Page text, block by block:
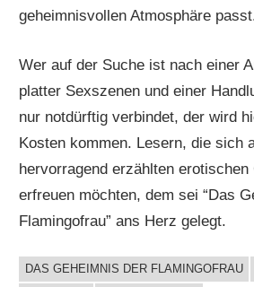
geheimnisvollen Atmosphäre
Wer auf der Suche ist nach einer
platter Sexszenen und einer
nur notdürftig verbindet, der wird
Kosten kommen. Lesern, die sich
hervorragend erzählten
erfreuen möchten, dem sei “Das
Flamingofrau” ans Herz gelegt.
BUCHIGES
DAS GEHEIMNIS DER FLAMINGOFRAU